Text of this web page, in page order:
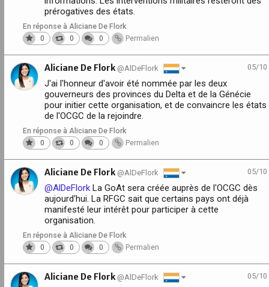
prérogatives des états.
En réponse à Aliciane De Flork
0
0 0 Permalien
05/10
Aliciane De Flork @AlDeFlork
J'ai l'honneur d'avoir été nommée par les deux
gouverneurs des provinces du Delta et de la Génécie
pour initier cette organisation, et de convaincre les états
de l'OCGC de la rejoindre.
En réponse à Aliciane De Flork
0
0 0 Permalien
05/10
Aliciane De Flork @AlDeFlork
@AlDeFlork La GoAt sera créée auprès de l'OCGC dès
aujourd'hui. La RFGC sait que certains pays ont déjà
manifesté leur intérêt pour participer à cette
organisation.
En réponse à Aliciane De Flork
0
0 0 Permalien
05/10
Aliciane De Flork @AlDeFlork